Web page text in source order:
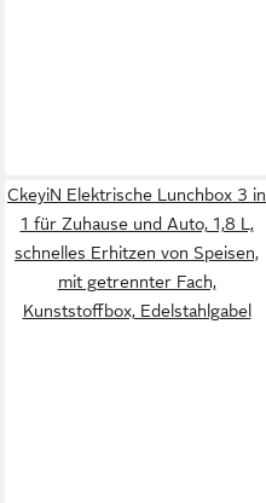
CkeyiN Elektrische Lunchbox 3 in
1 für Zuhause und Auto, 1,8 L,
schnelles Erhitzen von Speisen,
mit getrennter Fach,
Kunststoffbox, Edelstahlgabel